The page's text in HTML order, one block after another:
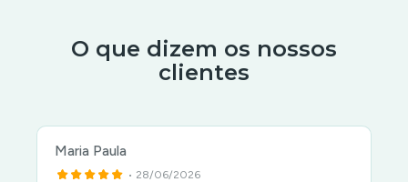
O que dizem os nossos
clientes
Maria Paula
• 28/06/2026